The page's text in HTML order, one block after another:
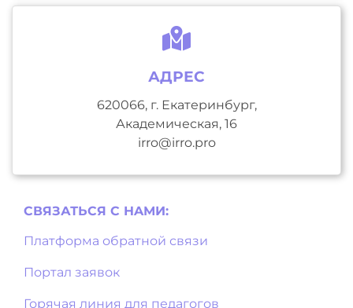
АДРЕС
620066, г. Екатеринбург,
Академическая, 16
irro@irro.pro
СВЯЗАТЬСЯ С НAМИ:
Платформа обратной связи
Портал заявок
Горячая линия для педагогов